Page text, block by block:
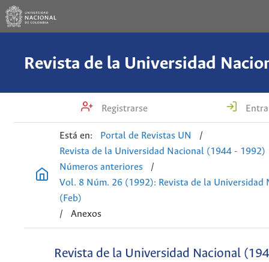
Registrarse
Está en: Portal de Revistas UN
/
Revista de la Universidad Nacional (1944 - 1992)
Números anteriores
/
Vol. 8 Núm. 26 (1992): Revista de la Universidad
(Feb)
/
Anexos
Revista de la Universidad Nacional